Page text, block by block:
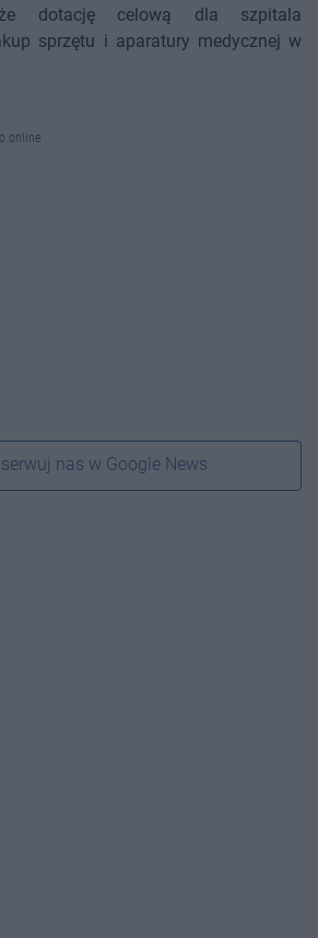
dotację celową dla szpitala
sprzętu i aparatury medycznej w
nas w Google News